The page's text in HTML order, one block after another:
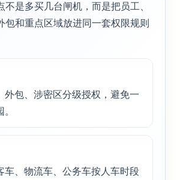
不是多买几台闸机，而是把员工、
包和重点区域放进同一套权限规则
外包、涉密区分级授权，避免一
车、物流车、公务车按人车时段